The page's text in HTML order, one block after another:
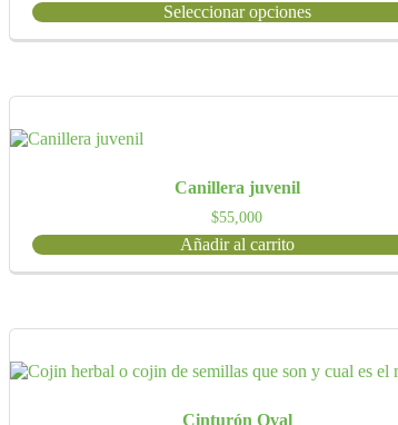
Seleccionar opciones
Canillera juvenil
$55,000
Añadir al carrito
Cinturón Oval